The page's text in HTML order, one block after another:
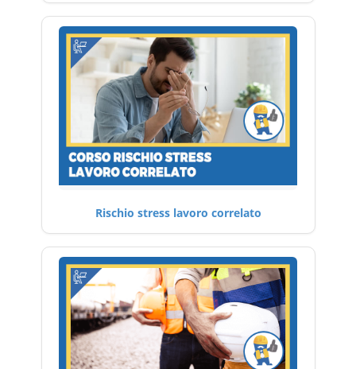
Rischio stress lavoro correlato